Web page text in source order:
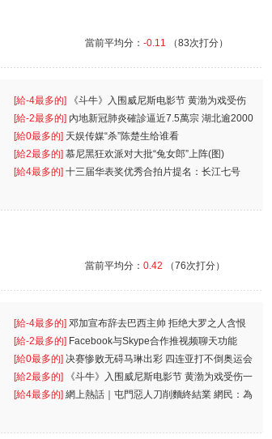
當前平均分： -0.11 （83次打分）
[給-4最多的]
《斗牛》入围威尼斯电影节 黄渤为戏受伤
一
[給-2最多的] 內地新冠肺炎確診逼近7.5萬宗 湖北逾2000
人
[給0最多的] 天娱传媒“杀”陈楚生给谁看
[給2最多的] 慕尼黑狂欢派对大批“兔女郎”上阵(图)
[給4最多的] 十三届华表奖优秀合拍片提名：长江七号
當前平均分： 0.42 （76次打分）
[給-4最多的] 邓加宣布辞去巴西主帅 拒绝大罗之人含恨
离
[給-2最多的] Facebook与Skype合作推视频聊天功能
[給0最多的] 决赛惨败无碍马琳出彩 四连亚打不倒奥运会
[給2最多的]
《斗牛》入围威尼斯电影节 黄渤为戏受伤一
[給4最多的] 網上熱話｜屯門惡人刀削麵終結業 網民：為